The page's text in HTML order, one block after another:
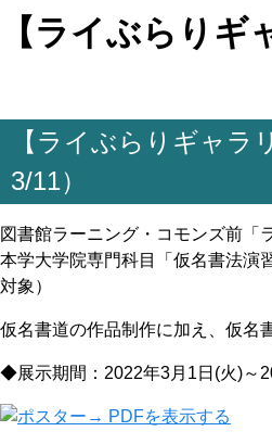
【ライぶらりギ
【ライぶらりギャラ
3/11）
図書館ラーニング・コモンズ前「
本学大学院専門科目「仮名書法演
対象）
仮名書道の作品制作に加え、仮名
◆展示期間：2022年3月1日(火)～
→ PDFを表示する